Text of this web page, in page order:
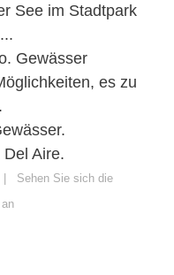
See im Stadtpark
Gewässer
es zu
Aire.
Sehen Sie sich die